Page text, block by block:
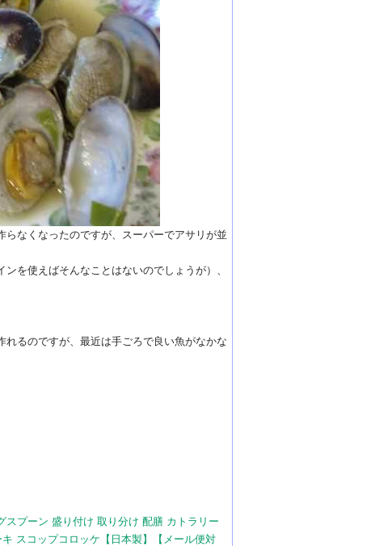
なくなったのですが、スーパーでアサリが並
を使えばそんなことはないのでしょうが）、
るのですが、最近は手ごろで良い魚がなかな
スプーン 盛り付け 取り分け 配膳 カトラリー
スコップコロッケ【日本製】【メール便対